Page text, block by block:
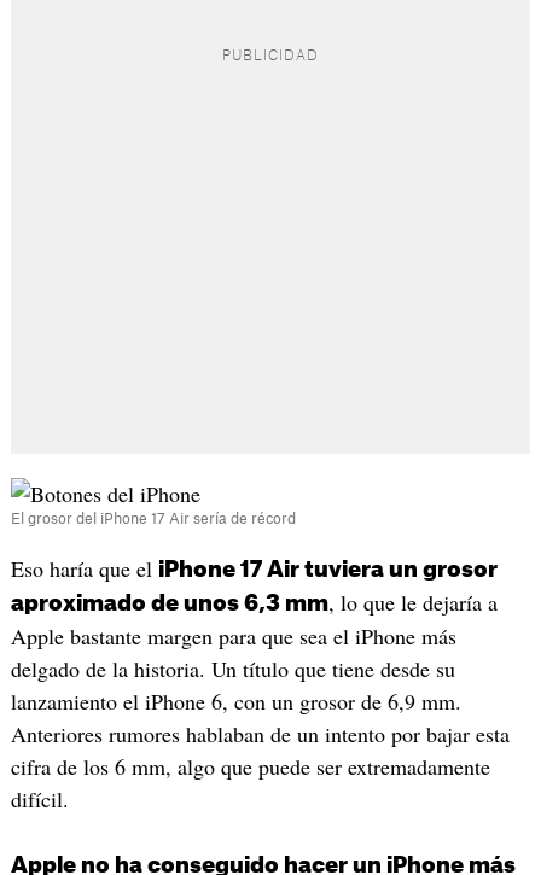
El grosor del iPhone 17 Air sería de récord
Eso haría que el iPhone 17 Air tuviera un grosor
aproximado de unos 6,3 mm, lo que le dejaría a
Apple bastante margen para que sea el iPhone más
delgado de la historia. Un título que tiene desde su
lanzamiento el iPhone 6, con un grosor de 6,9 mm.
Anteriores rumores hablaban de un intento por bajar esta
cifra de los 6 mm, algo que puede ser extremadamente
difícil.
Apple no ha conseguido hacer un iPhone más